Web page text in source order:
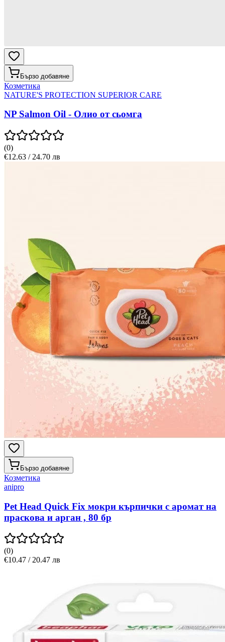
Бързо добавяне
Козметика
NATURE'S PROTECTION SUPERIOR CARE
NP Salmon Oil - Олио от сьомга
(0)
€12.63 / 24.70 лв
Бързо добавяне
Козметика
anipro
Pet Head Quick Fix мокри кърпички с аромат на
праскова и арган , 80 бр
(0)
€10.47 / 20.47 лв